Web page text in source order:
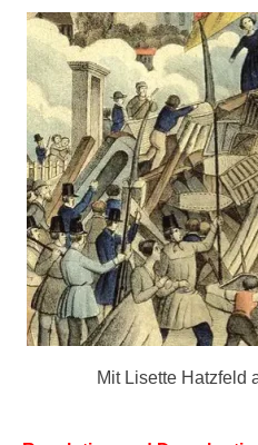
Mit Lisette Hatzfeld